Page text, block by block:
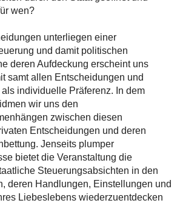
wen?
unterliegen einer
und damit politischen
deren Aufdeckung erscheint uns
samt allen Entscheidungen und
individuelle Präferenz. In dem
wir uns den
zwischen diesen
Entscheidungen und deren
Jenseits plumper
bietet die Veranstaltung die
Steuerungsabsichten in den
deren Handlungen, Einstellungen und
Liebeslebens wiederzuentdecken